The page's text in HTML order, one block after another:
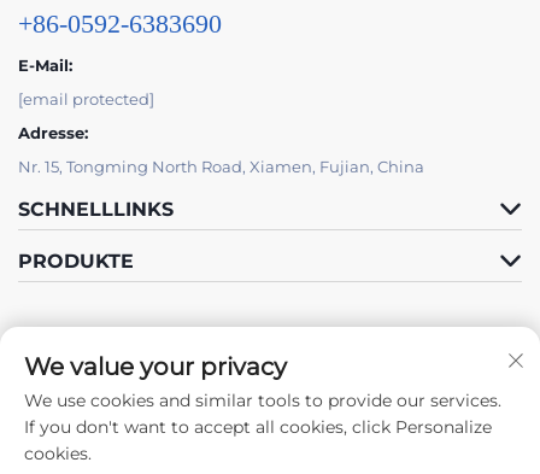
+86-0592-6383690
E-Mail:
[email protected]
Adresse:
Nr. 15, Tongming North Road, Xiamen, Fujian, China
SCHNELLLINKS
PRODUKTE
Folge Uns
We value your privacy
We use cookies and similar tools to provide our services.
If you don't want to accept all cookies, click Personalize
cookies.